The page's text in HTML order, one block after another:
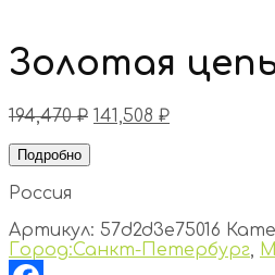
Золотая
194,470₽ 141,508 ₽
Подробно
Россия
Артикул: 57d2d3e75016
Город:Санкт-Петербург,